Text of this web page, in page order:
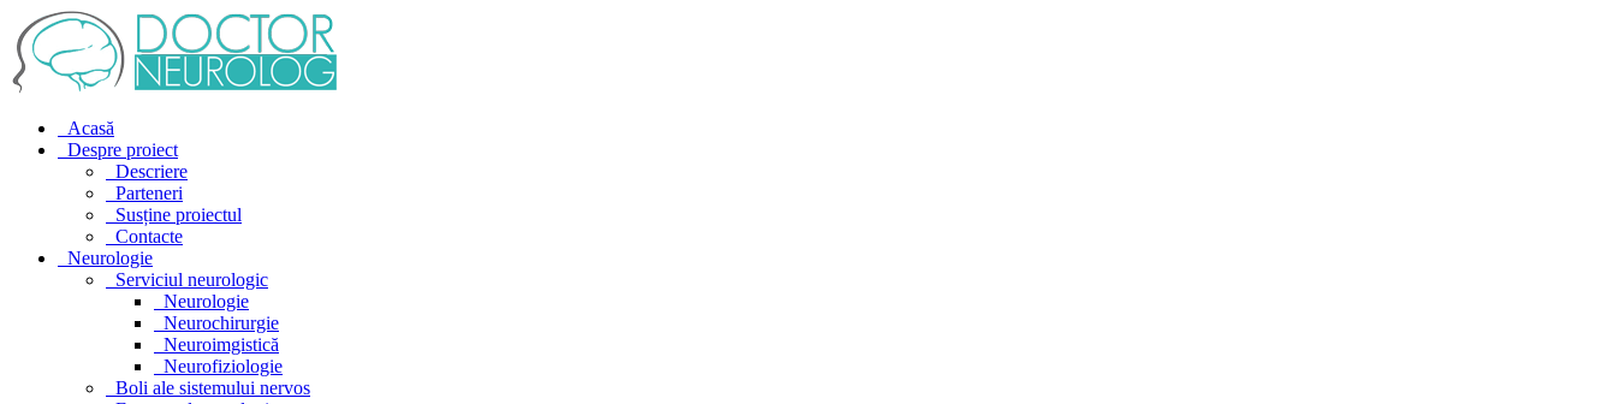
Acasă
Despre proiect
Descriere
Parteneri
Susține proiectul
Contacte
Neurologie
Serviciul neurologic
Neurologie
Neurochirurgie
Neuroimgistică
Neurofiziologie
Boli ale sistemului nervos